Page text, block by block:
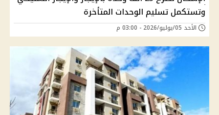
وتستكمل تسليم الوحدات المتأخرة
الأحد 05/يوليو/2026 - 03:00 م